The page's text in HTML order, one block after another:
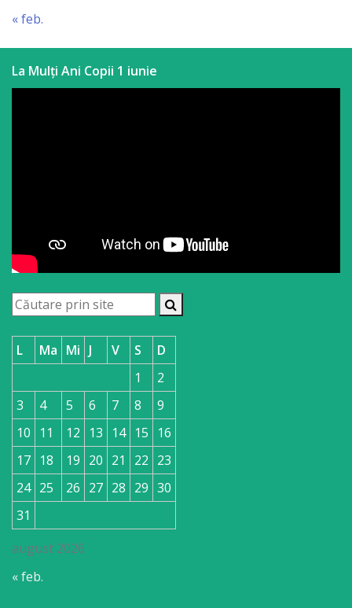
« feb.
La Mulți Ani Copii 1 iunie
august 2026
L Ma Mi J V S
D
1
2
3
4 5 6 7 8
9
10
11 12 13 14 15
16
17 18 19 20 21 22 23
24 25 26 27 28 29 30
31
« feb.